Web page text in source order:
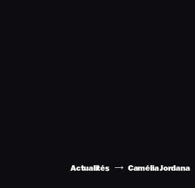
Actualités Camélia Jordana